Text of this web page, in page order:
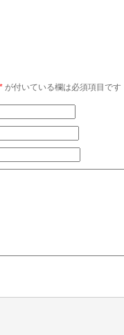
* が付いている欄は必須項目です